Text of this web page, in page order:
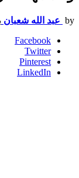
by عبد الله شعبان
Facebook
Twitter
Pinterest
LinkedIn